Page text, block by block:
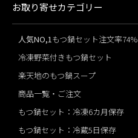
お取り寄せカテゴリー
人気NO,1もつ鍋セット注文率74%
冷凍野菜付きもつ鍋セット
楽天地のもつ鍋スープ
商品一覧・ご注文
もつ鍋セット：冷凍6カ月保存
もつ鍋セット：冷蔵5日保存